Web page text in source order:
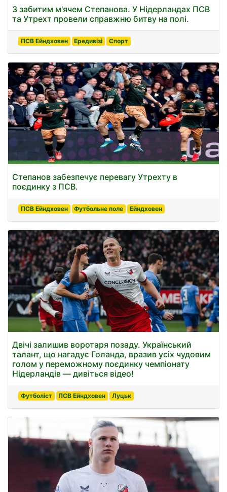
З забитим м'ячем Степанова. У Нідерландах ПСВ
та Утрехт провели справжню битву на полі.
ПСВ Ейндховен Ередивізі Спорт
Степанов забезпечує перевагу Утрехту в
поєдинку з ПСВ.
ПСВ Ейндховен Футбольне поле Ейндховен
Двічі залишив воротаря позаду. Український
талант, що нагадує Голанда, вразив усіх чудовим
голом у переможному поєдинку чемпіонату
Нідерландів — дивіться відео!
Футболіст ПСВ Ейндховен Луцьк